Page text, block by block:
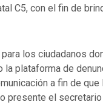
C5, con el fin de
los ciudadanos
plataforma de
a fin de
presente el